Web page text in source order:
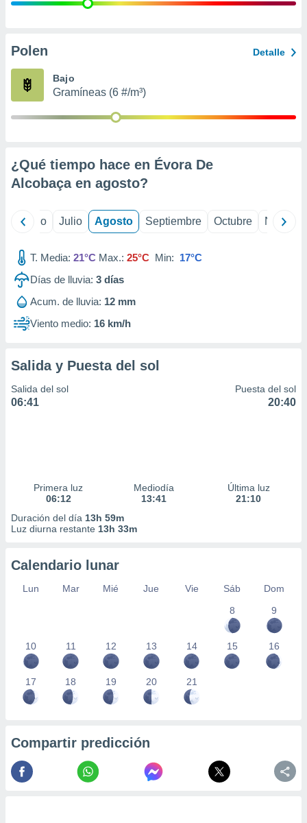
e
publicidad
Polen Detalle
Bajo
Gramíneas (6 #/m³)
¿Qué tiempo hace en Évora De
Alcobaça en agosto?
Junio Julio Agosto Septiembre Octubre
T. Media: 21°C Max.: 25°C Min: 17°C
Días de lluvia: 3 días
Acum. de lluvia: 12 mm
Viento medio: 16 km/h
Salida y Puesta del sol
Salida del sol
06:41
Puesta del sol
20:40
Primera luz
06:12
Mediodía
13:41
Última luz
21:10
Duración del día 13h 59m
Luz diurna restante 13h 33m
Calendario lunar
Lun Mar Mié Jue Vie Sáb
Dom
8
9
10 11 12 13 14 15 16
17 18 19 20 21
Compartir predicción